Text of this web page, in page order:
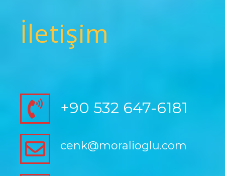
İletişim
+90 532 647-6181
cenk@moralioglu.com